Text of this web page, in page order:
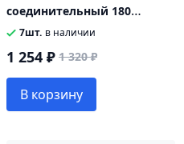
соединительный 180
градусов
7шт. в наличии
1 254 ₽ 1 320 ₽
В корзину